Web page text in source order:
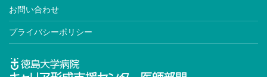
お問い合わせ
プライバシーポリシー